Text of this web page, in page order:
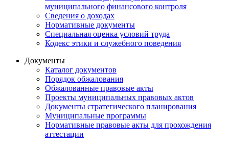
муниципального финансового контроля
Сведения о доходах
Нормативные документы
Специальная оценка условий труда
Кодекс этики и служебного поведения
Документы
Каталог документов
Порядок обжалования
Обжалованные правовые акты
Проекты муниципальных правовых актов
Документы стратегического планирования
Муниципальные программы
Нормативные правовые акты для прохождения
аттестации